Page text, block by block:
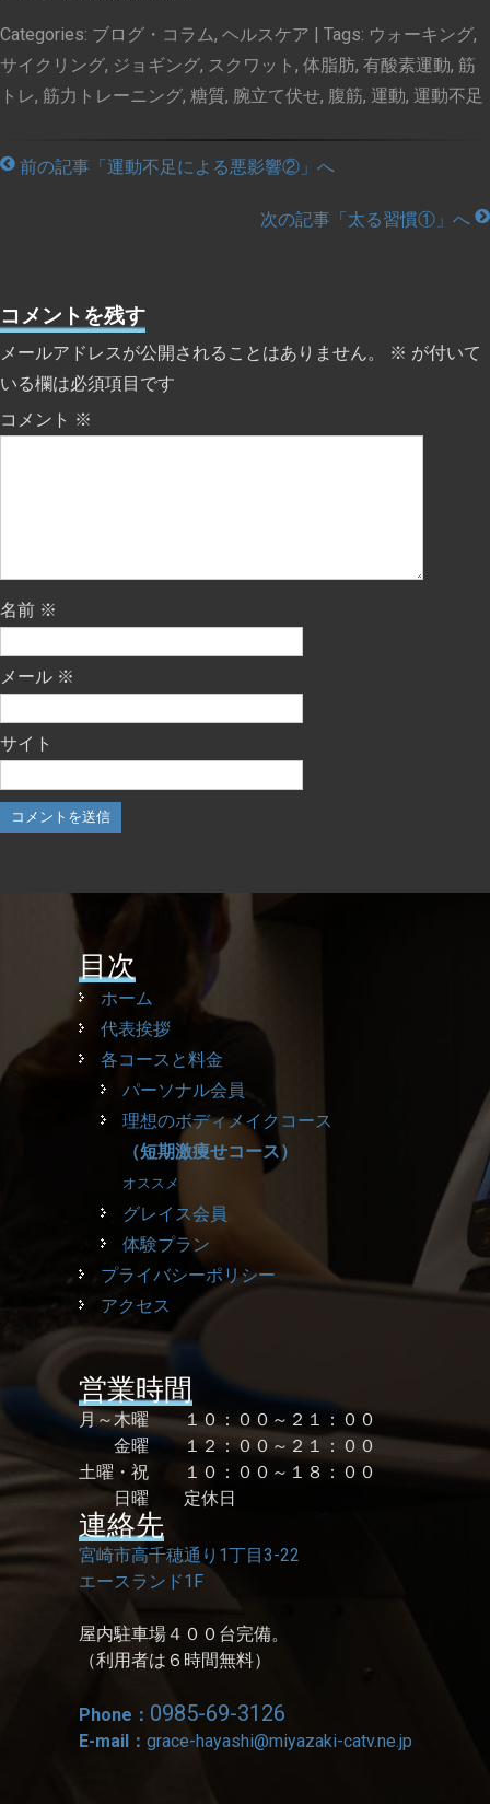
Categories: ブログ・コラム, ヘルスケア | Tags: ウォーキング,
サイクリング, ジョギング, スクワット , 体脂肪, 有酸素運動, 筋
トレ, 筋力トレーニング, 糖質, 腕立て伏せ, 腹筋, 運動, 運動不足
前の記事「運動不足による悪影響②」へ
次の記事「太る習慣①」へ
コメントを残す
メールアドレスが公開されることはありません。 ※ が付いて
いる欄は必須項目です
コメント ※
名前 ※
メール ※
サイト
目次
ホーム
代表挨拶
各コースと料金
パーソナル会員
理想のボディメイクコース
（短期激痩せコース）
オススメ
グレイス会員
体験プラン
プライバシーポリシー
アクセス
営業時間
月～木曜 １０：００～２１：００
金曜 １２：００～２１：００
土曜・祝 １０：００～１８：００
日曜 定休日
連絡先
宮崎市高千穂通り1丁目3-22
エースランド1F
屋内駐車場４００台完備。
（利用者は６時間無料）
Phone： 0985-69-3126
E-mail： grace-hayashi@miyazaki-catv.ne.jp